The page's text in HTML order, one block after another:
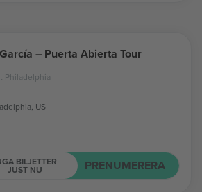
– Puerta Abierta Tour
Philadelphia
US
BILJETTER
JUST NU PRENUMERERA